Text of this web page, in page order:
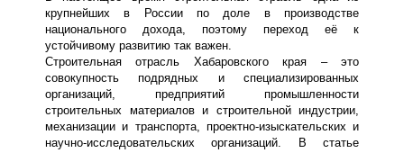
крупнейших в России по доле в производстве
национального дохода, поэтому переход её к
устойчивому развитию так важен.
Строительная отрасль Хабаровского края – это
совокупность подрядных и специализированных
организаций, предприятий промышленности
строительных материалов и строительной индустрии,
механизации и транспорта, проектно-изыскательских и
научно-исследовательских организаций. В статье